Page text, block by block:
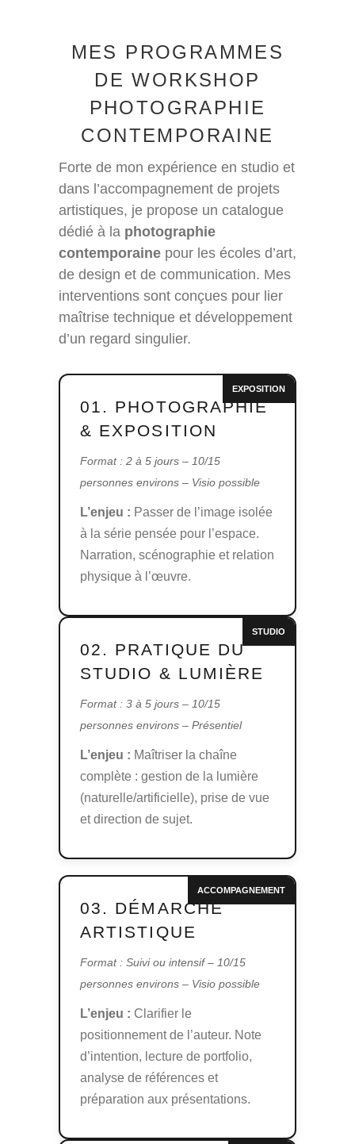
MES PROGRAMMES
DE WORKSHOP
PHOTOGRAPHIE
CONTEMPORAINE
Forte de mon expérience en studio et
dans l’accompagnement de projets
artistiques, je propose un catalogue
dédié à la photographie
contemporaine pour les écoles d’art,
de design et de communication. Mes
interventions sont conçues pour lier
maîtrise technique et développement
d’un regard singulier.
EXPOSITION
01. PHOTOGRAPHIE
& EXPOSITION
Format : 2 à 5 jours – 10/15
personnes environs – Visio possible
L’enjeu : Passer de l’image isolée
à la série pensée pour l’espace.
Narration, scénographie et relation
physique à l’œuvre.
STUDIO
02. PRATIQUE DU
STUDIO & LUMIÈRE
Format : 3 à 5 jours – 10/15
personnes environs – Présentiel
L’enjeu : Maîtriser la chaîne
complète : gestion de la lumière
(naturelle/artificielle), prise de vue
et direction de sujet.
ACCOMPAGNEMENT
03. DÉMARCHE
ARTISTIQUE
Format : Suivi ou intensif – 10/15
personnes environs – Visio possible
L’enjeu : Clarifier le
positionnement de l’auteur. Note
d’intention, lecture de portfolio,
analyse de références et
préparation aux présentations.